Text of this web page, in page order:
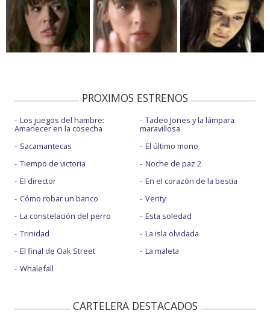
PROXIMOS ESTRENOS
Los juegos del hambre:
Amanecer en la cosecha
Sacamantecas
Tiempo de victoria
El director
Cómo robar un banco
La constelación del perro
Trinidad
El final de Oak Street
Whalefall
Tadeo Jones y la lámpara
maravillosa
El último mono
Noche de paz 2
En el corazón de la bestia
Verity
Esta soledad
La isla olvidada
La maleta
CARTELERA DESTACADOS